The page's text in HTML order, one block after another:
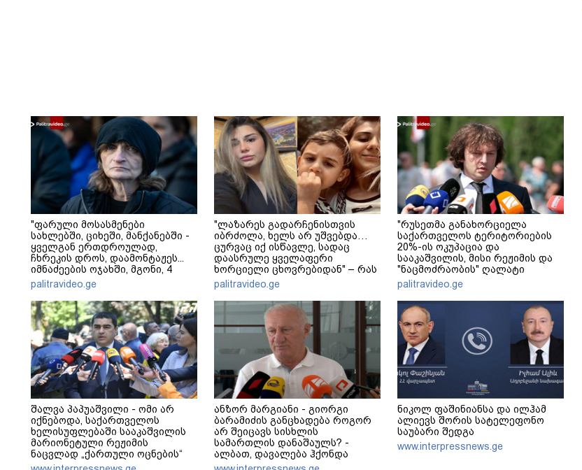
"ფარული მოსასმენები
სახლებში, ციხეში, მანქანებში -
ყველგან ერთდროულად,
ჩხრეკის დროს, დაამონტაჟეს...
იმნაძეების ოჯახში, მგონი, 4
მოსასმენი იყო..." - ეკა კუპატაძე
palitravideo.ge
"ლაზარეს გადარჩენისთვის
იბრძოლა, ხელს არ უშვებდა…
ცურვაც იქ ისწავლე, სადაც
დაასრულე ყველაფერი
ხორციელი ცხოვრებიდან" – რას
წერს ხობში დაღუპული დედა-
შვილის ახლობელი?
palitravideo.ge
"რუსეთმა განახორციელა
საქართველოს ტერიტორიების
20%-ის ოკუპაცია და
სააკაშვილის, მისი რეჟიმის და
"ნაცმოძრაობის" ღალატი
ვერანაირად ვერ გადაფარავს
ამ დანაშაულს" - ირაკლი
კობახიძე
palitravideo.ge
შალვა პაპუაშვილი - ომი არ
იქნებოდა, საქართველოს
ხელისუფლებაში სააკაშვილის
მარიონეტული რეჟიმის
ნაცვლად „ქართული ოცნების“
მსგავსი პატრიოტული ძალა რომ
ანზორ მარგიანი - გიორგი
ბარამიძის განცხადება როგორ
არ შეიცავს სისხლის
სამართლის დანაშაულს? -
ალბათ, დავალება ჰქონდა
ვიღაცისგან, თორემ როგორ
ნიკოლ ფაშინიანსა და ილჰამ
ალიევს შორის სატელეფონო
საუბარი შედგა
www.interpressnews.ge